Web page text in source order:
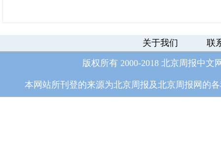
关于我们 联
版权所有 2000-2018 北京周报中文
本网站所刊登的来源为北京周报及北京周报网的